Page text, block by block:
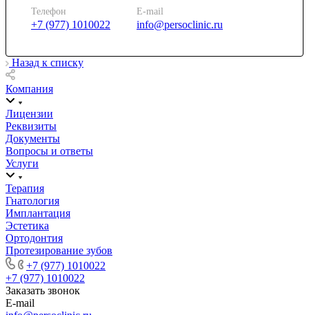
Телефон
+7 (977) 1010022
E-mail
info@persoclinic.ru
Назад к списку
Компания
Лицензии
Реквизиты
Документы
Вопросы и ответы
Услуги
Терапия
Гнатология
Имплантация
Эстетика
Ортодонтия
Протезирование зубов
+7 (977) 1010022
+7 (977) 1010022
Заказать звонок
E-mail